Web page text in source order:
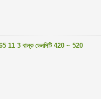
11 3 বাল্ক ডেনসিটি 420 ~ 520